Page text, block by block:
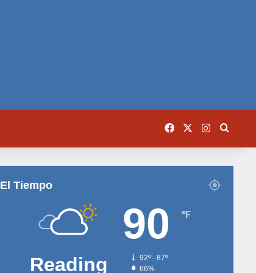
Facebook Instagram
El Tiempo
Reading
90 ℉
92º - 87º
66%